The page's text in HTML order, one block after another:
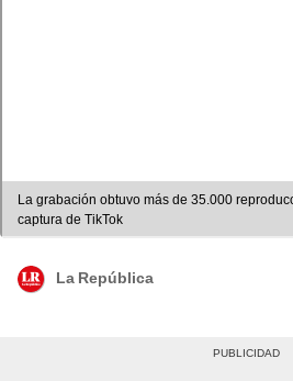
La grabación obtuvo más de 35.000
captura de TikTok
La República